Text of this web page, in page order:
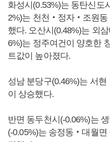
화성시(0.53%)는 동탄신도
2%)는 천천‧정자‧조원동
했다. 오산시(0.48%)는 외
6%)는 정주여건이 양호한
트값이 높아졌다.
성남 분당구(0.46%)는 서
이 상승했다.
반면 동두천시(-0.06%)는
(-0.05%)는 송정동‧대월면